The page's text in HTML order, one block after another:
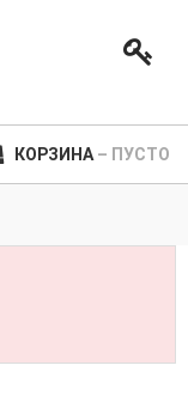
КОРЗИНА – ПУСТО